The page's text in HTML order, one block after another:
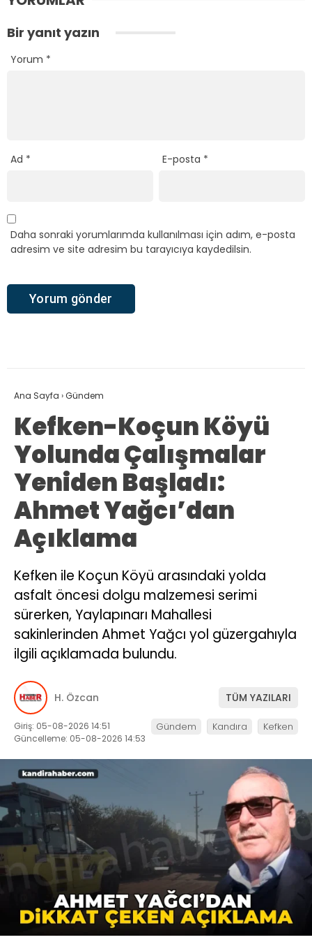
Bir yanıt yazın
Yorum *
Ad * E-posta *
Daha sonraki yorumlarımda kullanılması için adım, e-posta
adresim ve site adresim bu tarayıcıya kaydedilsin.
Ana Sayfa ›Gündem
Kefken-Koçun Köyü
Yolunda Çalışmalar
Yeniden Başladı:
Ahmet Yağcı’dan
Açıklama
Kefken ile Koçun Köyü arasındaki yolda
asfalt öncesi dolgu malzemesi serimi
sürerken, Yaylapınarı Mahallesi
sakinlerinden Ahmet Yağcı yol güzergahıyla
ilgili açıklamada bulundu.
H. Özcan TÜM YAZILARI
Giriş: 05-08-2026 14:51
Güncelleme: 05-08-2026 14:53
Gündem Kandıra Kefken